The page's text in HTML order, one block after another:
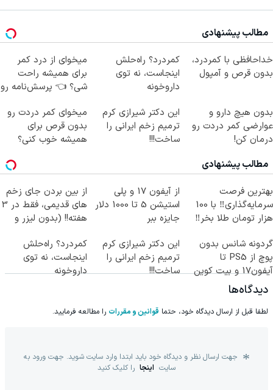
مطالب پیشنهادی
خداحافظی با کمردرد،
بدون قرص و آمپول
کمردرد؟ راه‌حلش
اینجاست، نه توی
داروخونه
میخوای از درد کمر
برای همیشه راحت
شی؟ 👈 پرسش‌نامه رو
بدون هیچ دارو و
عوارضی کمر دردت رو
درمان کن!
این دکتر شیرازی کرم
ترمیم زخم ایرانی را
ساخت!!!
میخوای کمر دردت رو
بدون قرص برای
همیشه خوب کنی؟
مطالب پیشنهادی
بهترین فرصت
سرمایه‌گذاری‼️ با 100
هزار تومان طلا بخر‼️
از آیفون 17 و پلی
استیشن 5 تا 1000 دلار
جایزه ببر
از بین بردن جای زخم
های قدیمی، فقط در 3
هفته!! (بدون لیزر و
گردونه شانس بدون
پوچ از PS5 تا
آیفون17 و بیت کوین
🔥
این دکتر شیرازی کرم
ترمیم زخم ایرانی را
ساخت!!!
کمردرد؟ راه‌حلش
اینجاست، نه توی
داروخونه
دیدگاه‌ها
لطفا قبل از ارسال دیدگاه خود، حتما قوانین و مقررات را مطالعه فرمایید.
جهت ارسال نظر و دیدگاه خود باید ابتدا وارد سایت شوید. جهت ورود به
سایت اینجا را کلیک کنید